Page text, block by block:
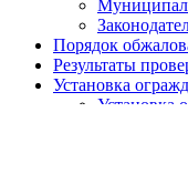
Порядок
Результаты
Установка
Установка